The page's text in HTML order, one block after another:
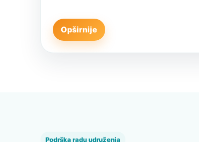
Opširnije
Podrška radu udruženja